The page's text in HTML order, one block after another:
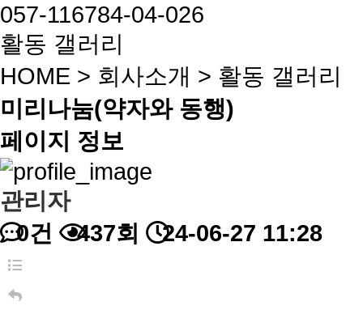
057-116784-04-026
활동 갤러리
HOME > 회사소개 > 활동 갤러리
미리나눔(약자와 동행)
페이지 정보
관리자
0건
437회 24-06-27 11:28